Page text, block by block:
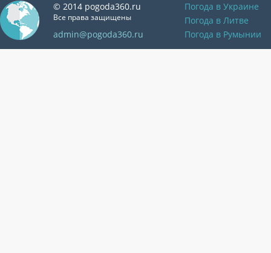
© 2014 pogoda360.ru
Все права защищены
admin@pogoda360.ru
Погода в Украине
Погода в Литве
Погода в Румынии